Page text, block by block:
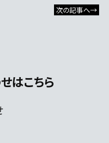
次の記事へ→
はこちら